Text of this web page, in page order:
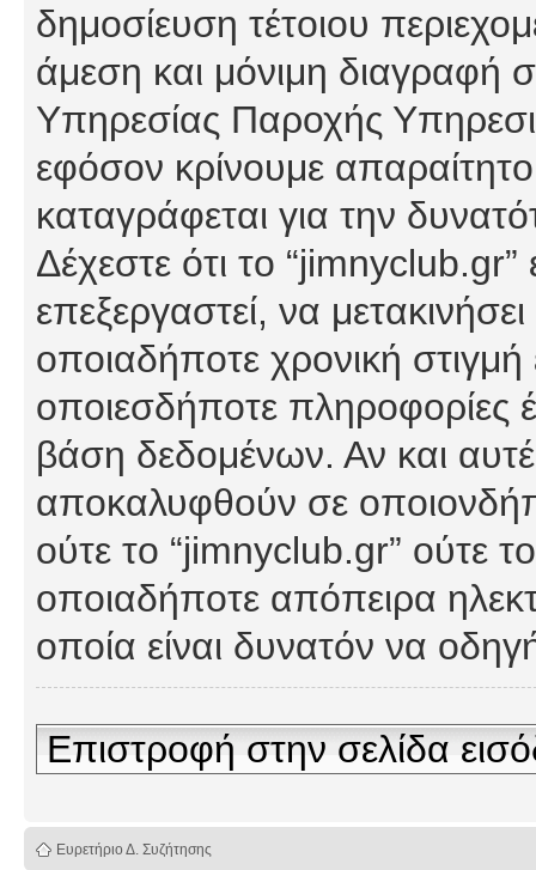
δημοσίευση τέτοιου
άμεση και μόνιμη διαγραφή
Υπηρεσίας Παροχής
εφόσον κρίνουμε
καταγράφεται για την
Δέχεστε ότι το
επεξεργαστεί, να
οποιαδήποτε χρονική στιγμή
οποιεσδήποτε πληροφορίες
βάση δεδομένων. Αν και
αποκαλυφθούν σε
ούτε το “jimnyclub.gr” ούτε
οποιαδήποτε απόπειρα
οποία είναι δυνατόν να
Επιστροφή στην σελίδα
Ευρετήριο Δ. Συζήτησης